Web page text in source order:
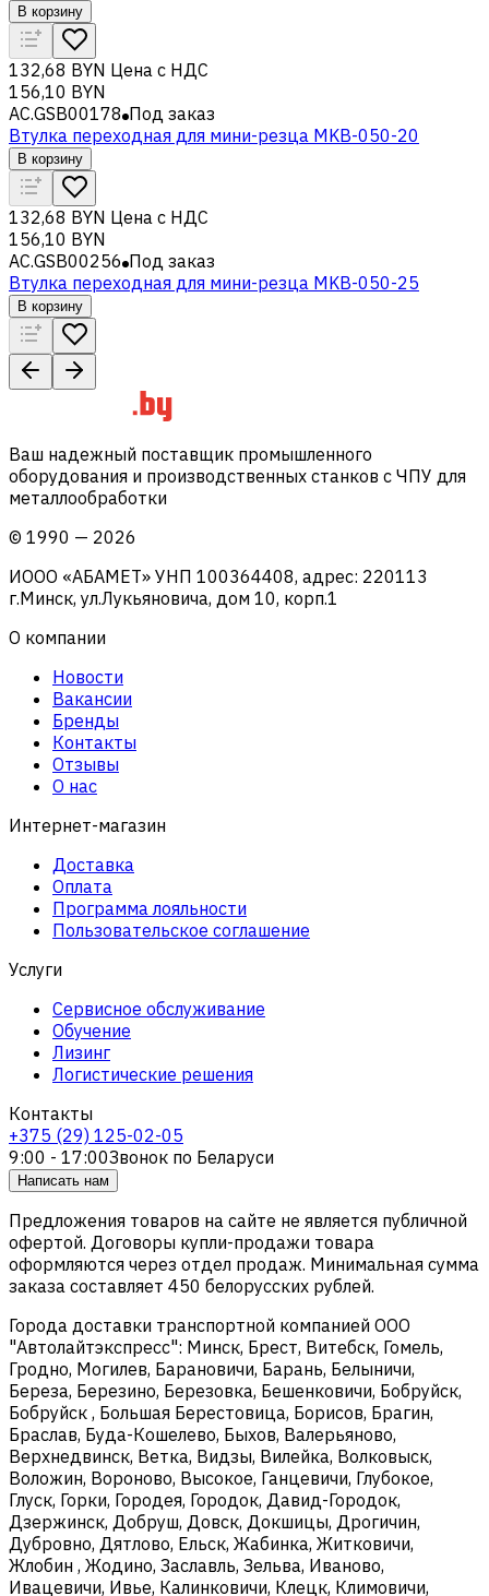
В корзину
132,68 BYN Цена с НДС
156,10 BYN
AC.GSB00178 Под заказ
Втулка переходная для мини-резца MKB-050-20
В корзину
132,68 BYN Цена с НДС
156,10 BYN
AC.GSB00256 Под заказ
Втулка переходная для мини-резца MKB-050-25
В корзину
Ваш надежный поставщик промышленного
оборудования и производственных станков с ЧПУ для
металлообработки
© 1990 — 2026
ИООО «АБАМЕТ» УНП 100364408, адрес: 220113
г.Минск, ул.Лукьяновича, дом 10, корп.1
О компании
Новости
Вакансии
Бренды
Контакты
Отзывы
О нас
Интернет-магазин
Доставка
Оплата
Программа лояльности
Пользовательское соглашение
Услуги
Сервисное обслуживание
Обучение
Лизинг
Логистические решения
Контакты
+375 (29) 125-02-05
9:00 - 17:00Звонок по Беларуси
Написать нам
Предложения товаров на сайте не является публичной
офертой. Договоры купли-продажи товара
оформляются через отдел продаж. Минимальная сумма
заказа составляет 450 белорусских рублей.
Города доставки транспортной компанией ООО
"Автолайтэкспресс": Минск, Брест, Витебск, Гомель,
Гродно, Могилев, Барановичи, Барань, Белыничи,
Береза, Березино, Березовка, Бешенковичи, Бобруйск,
Бобруйск , Большая Берестовица, Борисов, Брагин,
Браслав, Буда-Кошелево, Быхов, Валерьяново,
Верхнедвинск, Ветка, Видзы, Вилейка, Волковыск,
Воложин, Вороново, Высокое, Ганцевичи, Глубокое,
Глуск, Горки, Городея, Городок, Давид-Городок,
Дзержинск, Добруш, Довск, Докшицы, Дрогичин,
Дубровно, Дятлово, Ельск, Жабинка, Житковичи,
Жлобин , Жодино, Заславль, Зельва, Иваново,
Ивацевичи, Ивье, Калинковичи, Клецк, Климовичи,